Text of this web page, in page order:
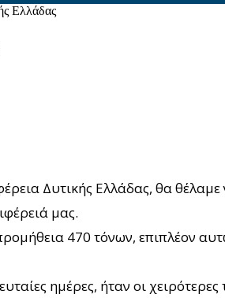
Ελλάδας
Δυτικής Ελλάδας, θα θέλαμε
μας.
470 τόνων, επιπλέον
ημέρες, ήταν οι